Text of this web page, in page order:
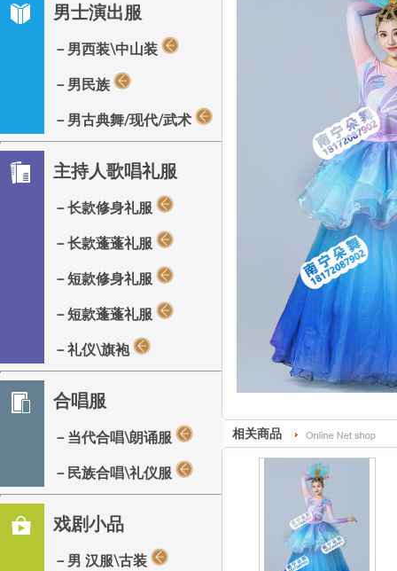
男士演出服
－男西装\中山装
－男民族
－男古典舞/现代/武术
主持人歌唱礼服
－长款修身礼服
－长款蓬蓬礼服
－短款修身礼服
－短款蓬蓬礼服
－礼仪\旗袍
合唱服
－当代合唱\朗诵服
－民族合唱\礼仪服
戏剧小品
－男 汉服\古装
相关商品